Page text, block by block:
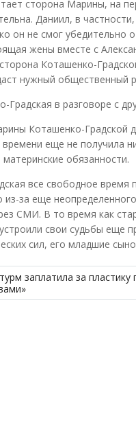
сторона Марины, на
Даниил, в
он не смог убедительно
жены вместе с
Коташенко-
нужный общественный
Градская в разговоре с
Коташенко-Градской
еще не получила
обязанности.
все свободное время
из-за еще
СМИ. В то время как
свои судьбы еще
сил, его младшие
заплатила за пластику